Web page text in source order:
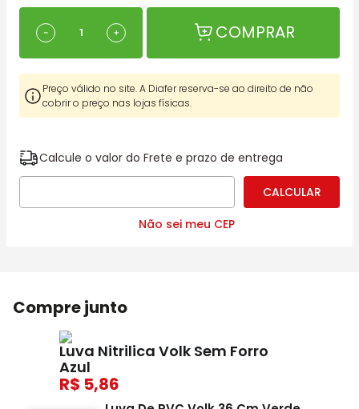
＋
－ COMPRAR
Preço válido no site. A Diafer reserva-se ao direito de não
cobrir o preço nas lojas físicas.
Calcule o valor do Frete e prazo de entrega
Não sei meu CEP
Compre junto
Luva Nitrilica Volk Sem Forro
Azul
5,86